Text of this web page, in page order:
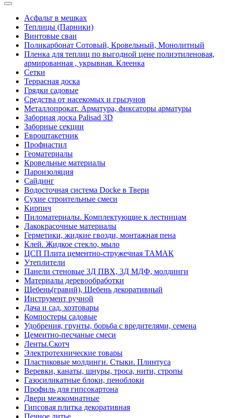
Асфальт в мешках
Теплицы (Парники)
Винтовые сваи
Поликарбонат Сотовый, Кровельный, Монолитный
Пленка для теплиц по выгодной цене полиэтиленовая,
армированная , укрывная. Клеенка
Сетки
Террасная доска
Грядки садовые
Средства от насекомых и грызунов
Металлопрокат. Арматура, фиксаторы арматуры
Заборная доска Palisad 3D
Заборные секции
Евроштакетник
Профнастил
Геоматериалы
Кровельные материалы
Пароизоляция
Сайдинг
Водосточная система Docke в Твери
Сухие строительные смеси
Кирпич
Пиломатериалы. Комплектующие к лестницам
Лакокрасочные материалы
Герметики, жидкие гвозди, монтажная пена
Клей. Жидкое стекло, мыло
ЦСП Плита цементно-стружечная ТАМАК
Утеплители
Панели стеновые 3Д ПВХ, 3Д МДФ, молдинги
Материалы деревообработки
Щебень(гравий), Щебень декоративный
Инструмент ручной
Дача и сад, хозтовары
Компостеры садовые
Удобрения, грунты, борьба с вредителями, семена
Цементно-песчаные смеси
Ленты.Скотч
Электротехнические товары
Пластиковые молдинги. Стыки. Плинтуса
Веревки, канаты, шнуры, троса, нити, стропы
Газосиликатные блоки, пеноблоки
Профиль для гипсокартона
Двери межкомнатные
Гипсовая плитка декоративная
Печное литье